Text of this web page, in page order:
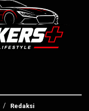
Redaksi